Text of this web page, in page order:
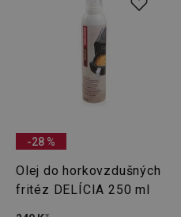
-28 %
Olej do horkovzdušných
fritéz DELÍCIA 250 ml